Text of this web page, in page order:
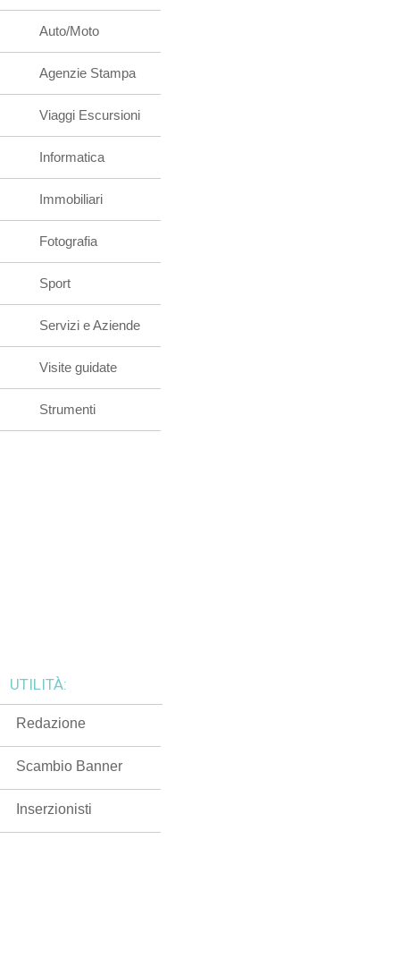
Auto/Moto
Agenzie Stampa
Viaggi Escursioni
Informatica
Immobiliari
Fotografia
Sport
Servizi e Aziende
Visite guidate
Strumenti
UTILITÀ:
Redazione
Scambio Banner
Inserzionisti